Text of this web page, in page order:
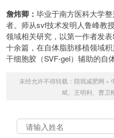
詹炜卿： 毕业于南方医科大学
者。师从svf技术发明人鲁峰教
领域相关研究，以第一作者发
十余篇，在自体脂肪移植领域
干细胞胶（SVF-gel）辅助的自
未经允许不得转载： 陪我减肥网 »
斌、王明利、曹卫